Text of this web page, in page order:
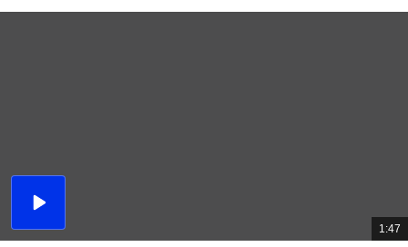
播
總
共
1:47